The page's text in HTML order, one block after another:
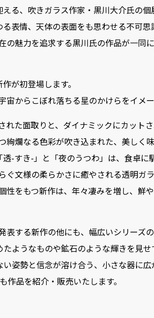
る、吹きガラス作家・黒川大介氏の個
る表情、天体の表面をも思わせる不可思
の魅力を追求する黒川氏の作品が一同
が初登場します。
宙からこぼれ落ちる星のかけらをイメ
れた面取りと、ダイナミックにカット
絢爛なる色彩が吹き込まれた、美しく
-すき-」と「夜のうつわ」は、食卓に
ぐ文様の柔らかさに癒やされる透明ガ
性をもつ新作は、年々凄みを増し、鮮
表する新作の他にも、幅広いシリーズ
たようなものや鉱石のような輝きを見
い姿勢と信念が溶け合う、小さな器に
作品を紹介・販売いたします。